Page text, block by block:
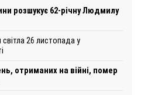
розшукує 62-річну Людмилу
світла 26 листопада у
отриманих на війні, помер